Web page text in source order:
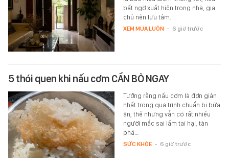
bất ngờ xuất hiện trong nhà, gia
chủ nên lưu tâm.
XEM MUA LUÔN - 6 giờ trước
5 thói quen khi nấu cơm CẦN BỎ NGAY
Tưởng rằng nấu cơm là đơn giản
nhất trong quá trình chuẩn bị bữa
ăn, thế nhưng vẫn có rất nhiều
người mắc sai lầm tai hại, tàn
phá…
SỨC KHỎE - 6 giờ trước